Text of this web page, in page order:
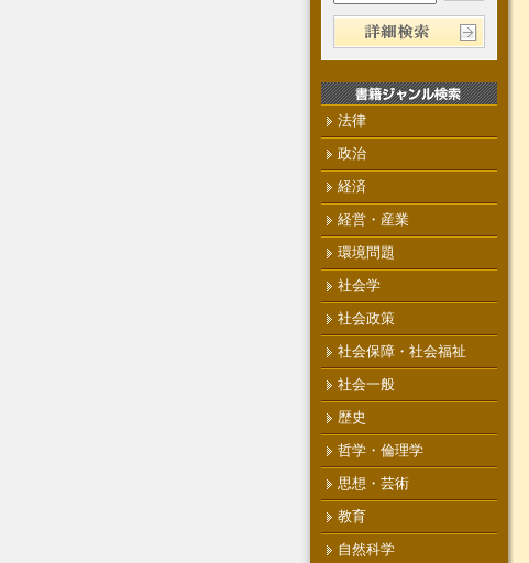
法律
政治
経済
経営・産業
環境問題
社会学
社会政策
社会保障・社会福祉
社会一般
歴史
哲学・倫理学
思想・芸術
教育
自然科学